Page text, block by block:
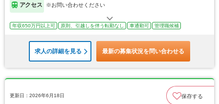
アクセス ※お問い合わせください
年収650万円以上可 原則、引越しを伴う転勤なし 車通勤可 管理職候補
求人の詳細を見る 最新の募集状況を問い合わせる
更新日：2026年6月18日 保存する